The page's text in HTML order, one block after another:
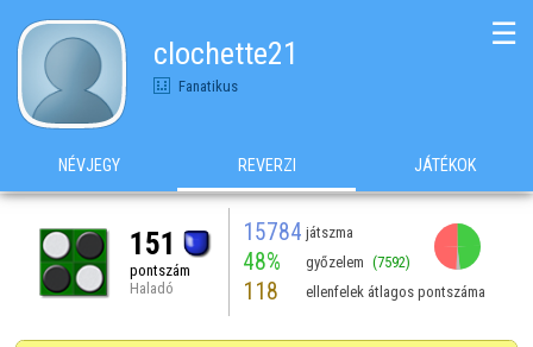
clochette21
Fanatikus
☰
NÉVJEGY REVERZI JÁTÉKOK
151
pontszám
Haladó
15784 játszma
48% győzelem (7592)
118 ellenfelek átlagos pontszáma